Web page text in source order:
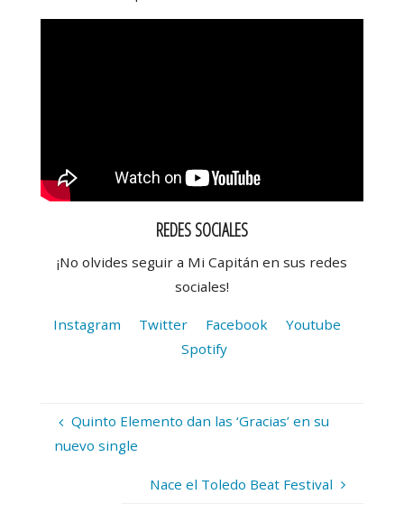
REDES SOCIALES
¡No olvides seguir a Mi Capitán en sus redes
sociales!
Instagram Twitter Facebook
Youtube
Spotify
Quinto Elemento dan las ‘Gracias’ en su
nuevo single
Nace el Toledo Beat Festival